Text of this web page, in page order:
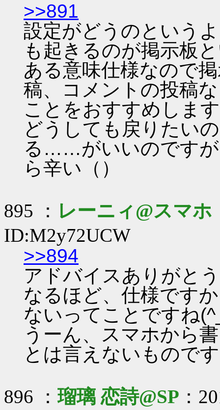
>>891
設定がどうのという
も起きるのが掲示板
ある意味仕様なので
稿、コメントの投稿
ことをおすすめしま
どうしても戻りたい
る……がいいのですが
ら辛い（）
895 ： レーニィ@スマホ
ID:M2y72UCW
>>894
アドバイスありがと
なるほど、仕様です
ないってことですね
うーん、スマホから
とは言えないもので
896 ：瑠璃 恋詩@SP ：